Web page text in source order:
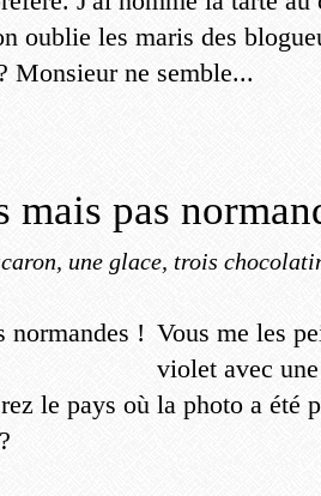
oublie les maris des
Monsieur ne semble...
mais pas
une glace, trois
Vous me les
violet avec une
le pays où la photo a été